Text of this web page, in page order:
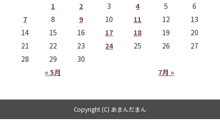
« 5月 7月 »
1 2 3 4 5
6
7
8 9 10 11 12
13
14
15 16 17 18 19
20
21
22 23 24 25 26
27
28
29 30
Copyright (C) あまんだまん